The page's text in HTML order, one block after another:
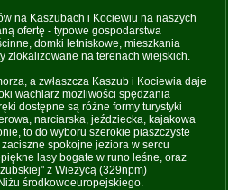
na Kaszubach i Kociewiu na naszych
ofertę - typowe gospodarstwa
domki letniskowe, mieszkania
zlokalizowane na terenach wiejskich.
a zwłaszcza Kaszub i Kociewia daje
wachlarz możliwości spędzania
dostępne są różne formy turystyki
narciarska, jeździecka, kajakowa
to do wyboru szerokie piaszczyste
spokojne jeziora w sercu
lasy bogate w runo leśne, oraz
z Wieżycą (329npm)
środkowoeuropejskiego.